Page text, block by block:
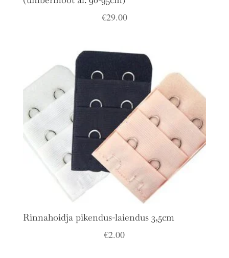
€29.00
Rinnahoidja pikendus-laiendus 3,5cm
€2.00